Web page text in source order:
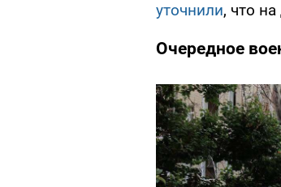
уточнили, что
Очередное